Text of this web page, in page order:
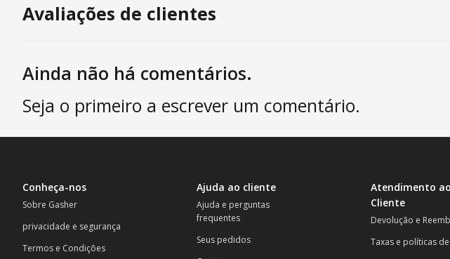
Avaliações de clientes
Ainda não há comentários.
Seja o primeiro a escrever um comentário.
Conheça-nos
Sobre Gasher
privacidade e segurança
Termos e Condições
Ajuda ao cliente
Ajuda e perguntas
frequentes
Seus pedidos
Atendimento ao
Cliente
Devolução e
Taxas e políticas